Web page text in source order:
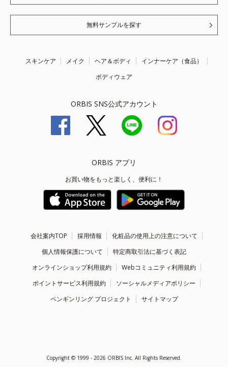
無料サンプルを探す
スキンケア メイク ヘア＆ボディ
インナーケア（食品）
ボディウェア
ORBIS SNS公式アカウント
ORBIS アプリ
お買い物をもっと楽しく、便利に！
会社案内TOP 採用情報
化粧品の使用上の注意について
個人情報保護について
特定商取引法に基づく表記
オンラインショップ利用規約
Webコミュニティ利用規約
ポイントサービス利用規約
ソーシャルメディアポリシー
ペンギンリング プロジェクト
サイトマップ
Copyright © 1999 - 2026 ORBIS Inc. All Rights Reserved.